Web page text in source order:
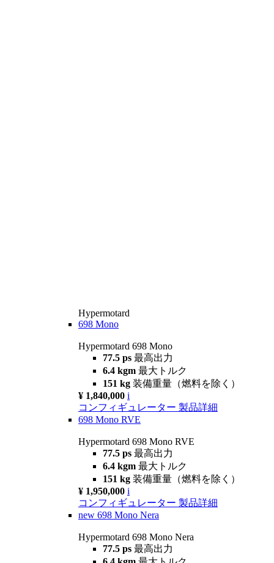
Hypermotard
698 Mono
Hypermotard 698 Mono
77.5 ps 最高出力
6.4 kgm 最大トルク
151 kg 装備重量（燃料を除く）
¥ 1,840,000 i
コンフィギュレーター 製品詳細
698 Mono RVE
Hypermotard 698 Mono RVE
77.5 ps 最高出力
6.4 kgm 最大トルク
151 kg 装備重量（燃料を除く）
¥ 1,950,000 i
コンフィギュレーター 製品詳細
new 698 Mono Nera
Hypermotard 698 Mono Nera
77.5 ps 最高出力